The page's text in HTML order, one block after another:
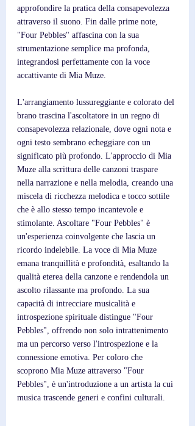
approfondire la pratica della consapevolezza
attraverso il suono. Fin dalle prime note,
"Four Pebbles" affascina con la sua
strumentazione semplice ma profonda,
integrandosi perfettamente con la voce
accattivante di Mia Muze.
L'arrangiamento lussureggiante e colorato del
brano trascina l'ascoltatore in un regno di
consapevolezza relazionale, dove ogni nota e
ogni testo sembrano echeggiare con un
significato più profondo. L'approccio di Mia
Muze alla scrittura delle canzoni traspare
nella narrazione e nella melodia, creando una
miscela di ricchezza melodica e tocco sottile
che è allo stesso tempo incantevole e
stimolante. Ascoltare "Four Pebbles" è
un'esperienza coinvolgente che lascia un
ricordo indelebile. La voce di Mia Muze
emana tranquillità e profondità, esaltando la
qualità eterea della canzone e rendendola un
ascolto rilassante ma profondo. La sua
capacità di intrecciare musicalità e
introspezione spirituale distingue "Four
Pebbles", offrendo non solo intrattenimento
ma un percorso verso l'introspezione e la
connessione emotiva. Per coloro che
scoprono Mia Muze attraverso "Four
Pebbles", è un'introduzione a un artista la cui
musica trascende generi e confini culturali.